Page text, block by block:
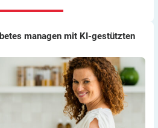
managen mit KI-gestützten
Vorhersagen
managen mit KI-gestützten